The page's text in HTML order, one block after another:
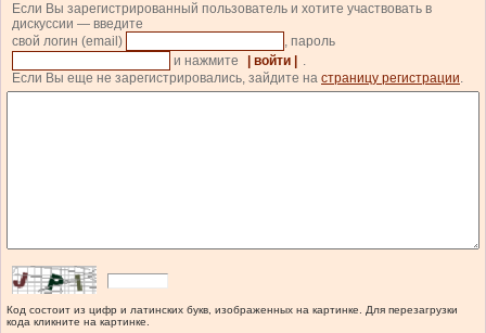
Если Вы зарегистрированный пользователь и хотите участвовать в
дискуссии — введите
свой логин (email)
, пароль
и нажмите
| войти |
.
Если Вы еще не зарегистрировались, зайдите на страницу регистрации.
Код состоит из цифр и латинских букв, изображенных на картинке. Для перезагрузки
кода кликните на картинке.